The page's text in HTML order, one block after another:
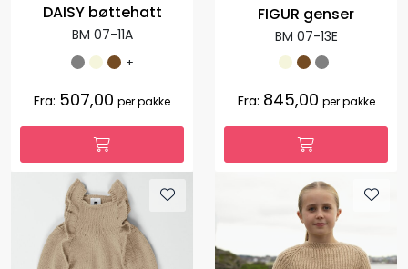
DAISY bøttehatt
BM 07-11A
+
Fra: 507,00 per pakke
FIGUR genser
BM 07-13E
Fra: 845,00 per pakke